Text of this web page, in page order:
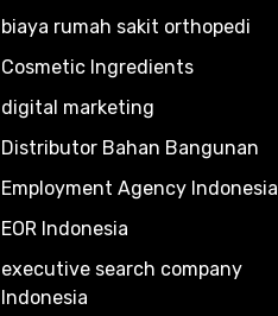
biaya rumah sakit orthopedi
Cosmetic Ingredients
digital marketing
Distributor Bahan Bangunan
Employment Agency Indonesia
EOR Indonesia
executive search company
Indonesia